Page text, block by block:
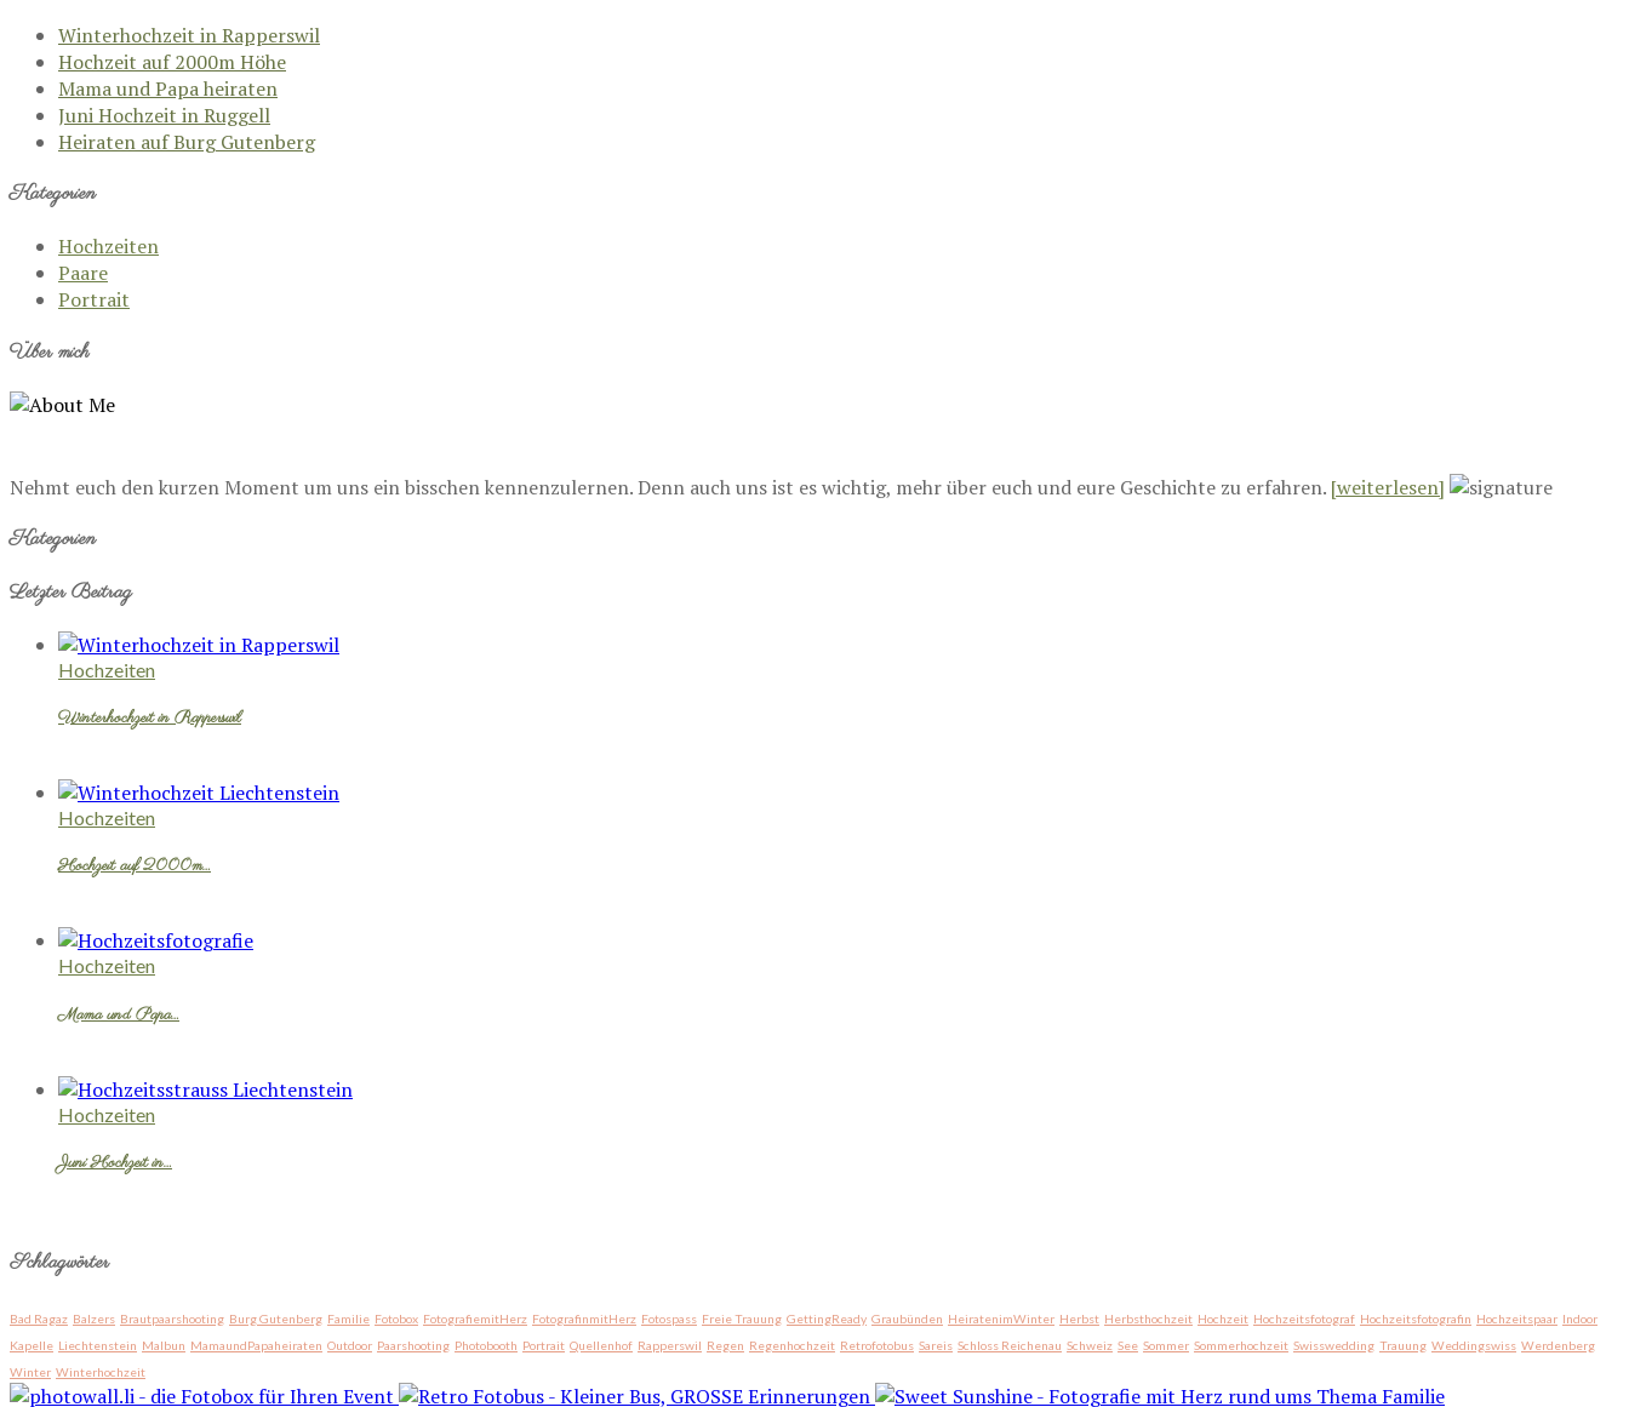
Winterhochzeit in Rapperswil
Hochzeit auf 2000m Höhe
Mama und Papa heiraten
Juni Hochzeit in Ruggell
Heiraten auf Burg Gutenberg
Kategorien
Hochzeiten
Paare
Portrait
Über mich
Nehmt euch den kurzen Moment um uns ein bisschen kennenzulernen. Denn auch uns ist es wichtig, mehr über euch und eure Geschichte zu erfahren. [weiterlesen]
Kategorien
Letzter Beitrag
Hochzeiten
Winterhochzeit in Rapperswil
Hochzeiten
Hochzeit auf 2000m…
Hochzeiten
Mama und Papa…
Hochzeiten
Juni Hochzeit in…
Schlagwörter
Bad Ragaz Balzers Brautpaarshooting Burg Gutenberg Familie Fotobox FotografiemitHerz FotografinmitHerz Fotospass Freie Trauung GettingReady Graubünden HeiratenimWinter Herbst Herbsthochzeit Hochzeit Hochzeitsfotograf Hochzeitsfotografin Hochzeitspaar Indoor
Kapelle Liechtenstein Malbun MamaundPapaheiraten Outdoor Paarshooting Photobooth Portrait Quellenhof Rapperswil Regen Regenhochzeit Retrofotobus Sareis Schloss Reichenau Schweiz See Sommer Sommerhochzeit Swisswedding Trauung Weddingswiss Werdenberg
Winter Winterhochzeit